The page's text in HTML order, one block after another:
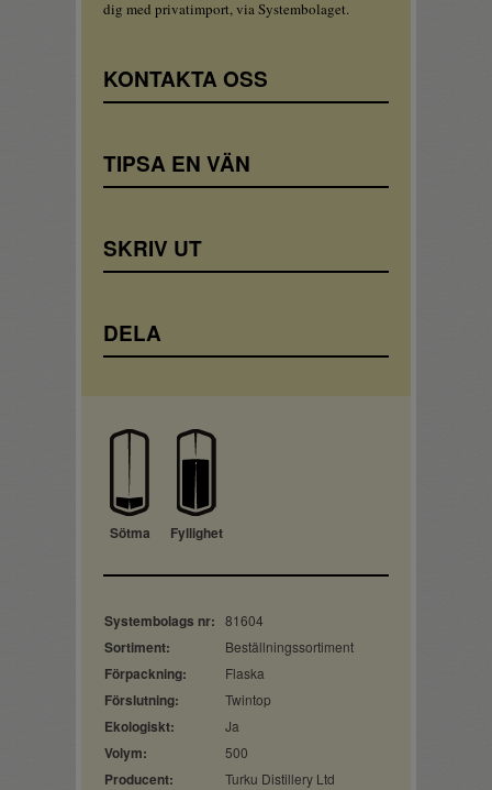
dig med privatimport, via Systembolaget.
KONTAKTA OSS
TIPSA EN VÄN
SKRIV UT
DELA
Sötma Fyllighet
Systembolags nr: 81604
Sortiment: Beställningssortiment
Förpackning: Flaska
Förslutning: Twintop
Ekologiskt: Ja
Volym: 500
Producent: Turku Distillery Ltd